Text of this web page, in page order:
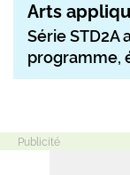
Arts
Série STD2A
programme,